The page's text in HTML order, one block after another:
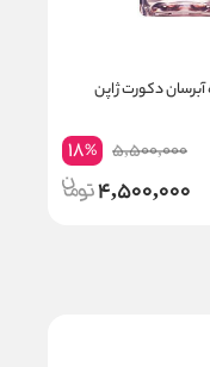
دکورت ژاپن
5,500,000
18%
4,500,000